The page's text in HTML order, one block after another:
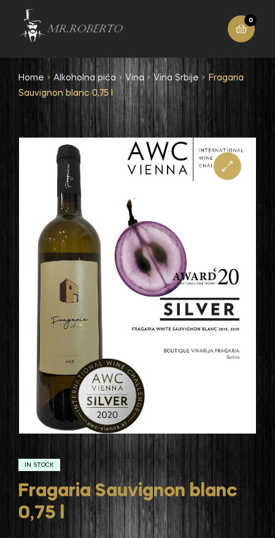
0
Home Alkoholna pića Vina Vina Srbije
Fragaria
Sauvignon blanc 0,75 l
IN STOCK
Fragaria Sauvignon blanc
0,75 l